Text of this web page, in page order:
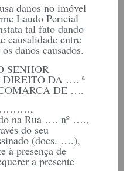
danos no imóvel
Laudo Pericial
tal fato dando
causalidade entre
danos causados.
SENHOR
DIREITO DA …. ª
DE ….
na Rua …. nº ….,
do seu
(docs. ….),
à presença de
a presente